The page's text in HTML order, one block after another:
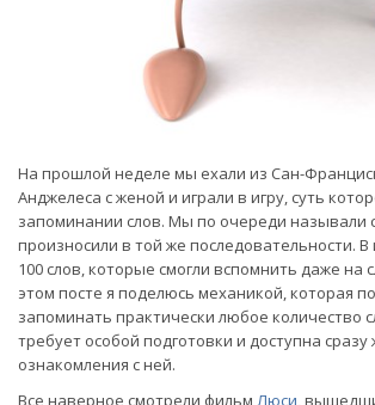
На прошлой неделе мы ехали из Сан-
Анджелеса с женой и играли в игру, суть
запоминании слов. Мы по очереди называли
произносили в той же последовательности.
100 слов, которые смогли вспомнить даже на
этом посте я поделюсь механикой, которая
запоминать практически любое количество
требует особой подготовки и доступна сразу
ознакомления с ней.
Все наверное смотрели фильм Люси,